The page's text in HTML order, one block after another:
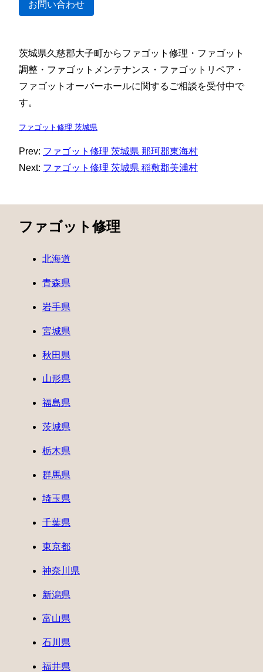
お問い合わせ
茨城県久慈郡大子町からファゴット修理・ファゴット
調整・ファゴットメンテナンス・ファゴットリペア・
ファゴットオーバーホールに関するご相談を受付中で
す。
ファゴット修理 茨城県
Prev: ファゴット修理 茨城県 那珂郡東海村
Next: ファゴット修理 茨城県 稲敷郡美浦村
ファゴット修理
北海道
青森県
岩手県
宮城県
秋田県
山形県
福島県
茨城県
栃木県
群馬県
埼玉県
千葉県
東京都
神奈川県
新潟県
富山県
石川県
福井県